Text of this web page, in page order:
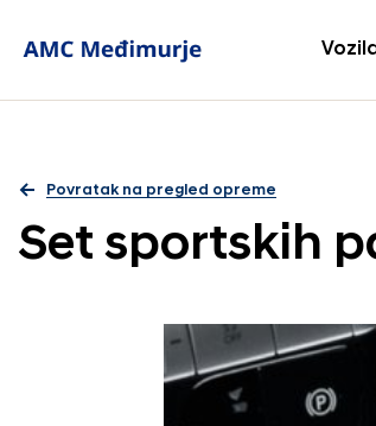
Povratak na pregled opreme
Set sportskih